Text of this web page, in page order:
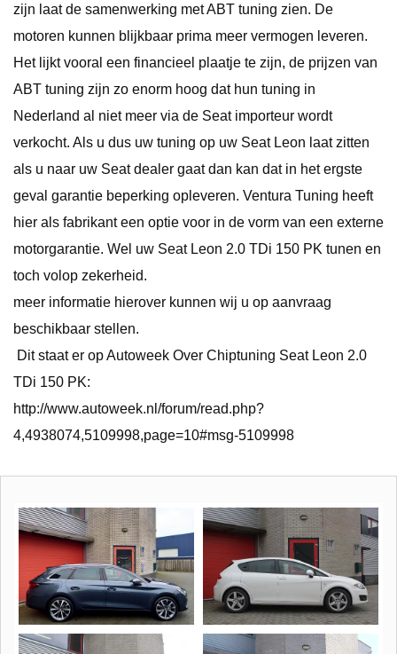
zijn laat de samenwerking met ABT tuning zien. De
motoren kunnen blijkbaar prima meer vermogen leveren.
Het lijkt vooral een financieel plaatje te zijn, de prijzen van
ABT tuning zijn zo enorm hoog dat hun tuning in
Nederland al niet meer via de Seat importeur wordt
verkocht. Als u dus uw tuning op uw Seat Leon laat zitten
als u naar uw Seat dealer gaat dan kan dat in het ergste
geval garantie beperking opleveren. Ventura Tuning heeft
hier als fabrikant een optie voor in de vorm van een externe
motorgarantie. Wel uw Seat Leon 2.0 TDi 150 PK tunen en
toch volop zekerheid.
meer informatie hierover kunnen wij u op aanvraag
beschikbaar stellen.
Dit staat er op Autoweek Over Chiptuning Seat Leon 2.0
TDi 150 PK:
http://www.autoweek.nl/forum/read.php?
4,4938074,5109998,page=10#msg-5109998